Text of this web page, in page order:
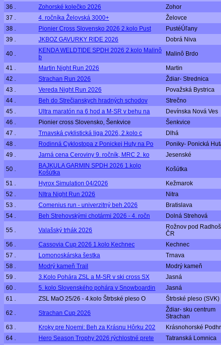
36 .
Zohorské kolečko 2026
Zohor
37 .
4. ročníka Želovská 3000+
Želovce
38 .
Pionier Cross Slovensko 2026 2.kolo Pust
PustéÚľany
39 .
JKBOZ GAVURKY RIDE 2026 Dobrá Niva
40 .
KENDA WELDTIDE SPDH 2026 2.kolo Malinô
b
Malinô Brdo
41 . Martin Night Run 2026
Martin
42 .
Strachan Run 2026
Ždiar- Strednica
43 .
Vereda Night Run 2026
Považská Bystrica
44 .
Beh do Strečianskych hradných schodov
Strečno
45 .
Ultra maratón na 6 hod a M-SR v behu na
Devínska Nová Ves
46 .
Pionier cross Slovensko, Šenkvice
Šenkvice
47 .
Trnavská cyklistická liga 2026, 2.kolo c
Dlhá
48 .
Rodinná Cyklostopa z Ponickej Huty na Po
Poniky- Ponická
49 .
Jarná cena Ceroviny 9. ročník, MRC 2. ko Jesenské
50 .
BAJKULA GARMIN SPDH 2026 1.kolo
Košútka
Košútka
51 . Hyrox Simulation 04/2026
Kežmarok
52 .
NItra Night Run 2026
Nitra
53 .
Comenius run - univerzitný beh 2026
Bratislava
54 .
Beh Strehovskými chotármi 2026 - 4. ročn Dolná Strehová
55 . Valašský trhák 2026
Rožnov pod
ČR
56 .
Cassovia Cup 2026 1.kolo Kechnec
Kechnec
57 .
Lomonoskárska šestka
Trnava
58 .
Modrý kameň Trail
Modrý kameň
59 .
3.Kolo Pohára ZSL a M-SR v ski cross SX
Jasná
60 .
5. kolo Slovenského pohára v Snowboardin
Jasná
61 .
ZSL MaO 25/26 - 4.kolo Štrbské pleso O Štrbské pleso (SVK)
62 . Strachan Cup 2026
Ždiar- sku centrum
Strachan
63 .
Kroky pre Noemi: Beh za Krásnu Hôrku 202
Krásnohorské
64 .
Hero Season Trophy 2026 rýchlostné prete
Tatranská Lomnica